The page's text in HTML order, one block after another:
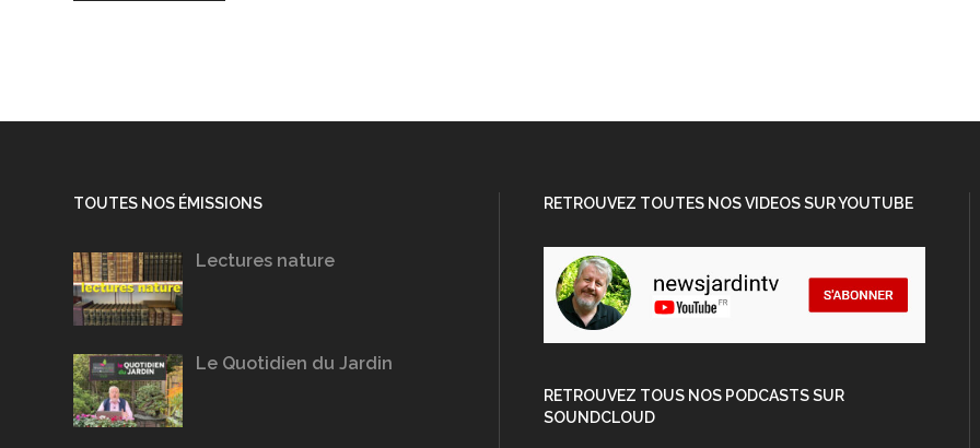
TOUTES NOS ÉMISSIONS
Lectures nature
Le Quotidien du Jardin
RETROUVEZ TOUTES NOS VIDEOS SUR YOUTUBE
RETROUVEZ TOUS NOS PODCASTS SUR
SOUNDCLOUD